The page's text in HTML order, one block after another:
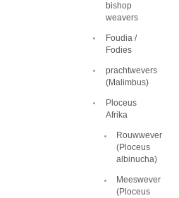
bishop
weavers
Foudia /
Fodies
prachtwevers
(Malimbus)
Ploceus
Afrika
Rouwwever
(Ploceus
albinucha)
Meeswever
(Ploceus